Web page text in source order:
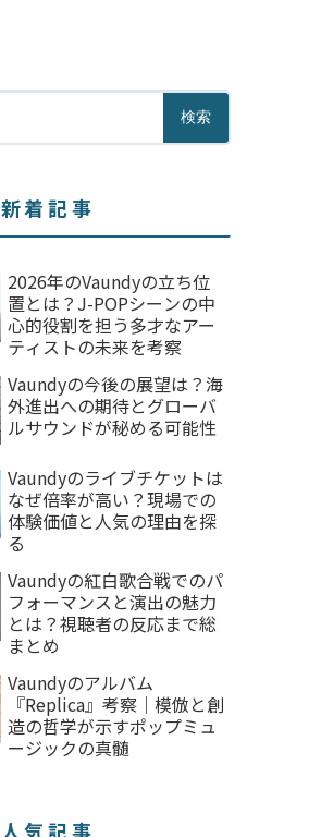
検索
新着記事
2026年のVaundyの立ち位
置とは？J-POPシーンの中
心的役割を担う多才なアー
ティストの未来を考察
Vaundyの今後の展望は？海
外進出への期待とグローバ
ルサウンドが秘める可能性
Vaundyのライブチケットは
なぜ倍率が高い？現場での
体験価値と人気の理由を探
る
Vaundyの紅白歌合戦でのパ
フォーマンスと演出の魅力
とは？視聴者の反応まで総
まとめ
Vaundyのアルバム
『Replica』考察｜模倣と創
造の哲学が示すポップミュ
ージックの真髄
人気記事